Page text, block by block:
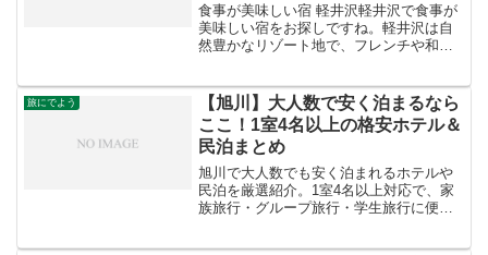
食事が美味しい宿 軽井沢軽井沢で食事が
美味しい宿をお探しですね。軽井沢は自
然豊かなリゾート地で、フレンチや和食
せて、おすすめの宿をいくつかご紹介し
ますね。The HIR...
旅にでよう
【旭川】大人数で安く泊まるなら
ここ！1室4名以上の格安ホテル＆
民泊まとめ
旭川で大人数でも安く泊まれるホテルや
民泊を厳選紹介。1室4名以上対応で、家
族旅行・グループ旅行・学生旅行に便利